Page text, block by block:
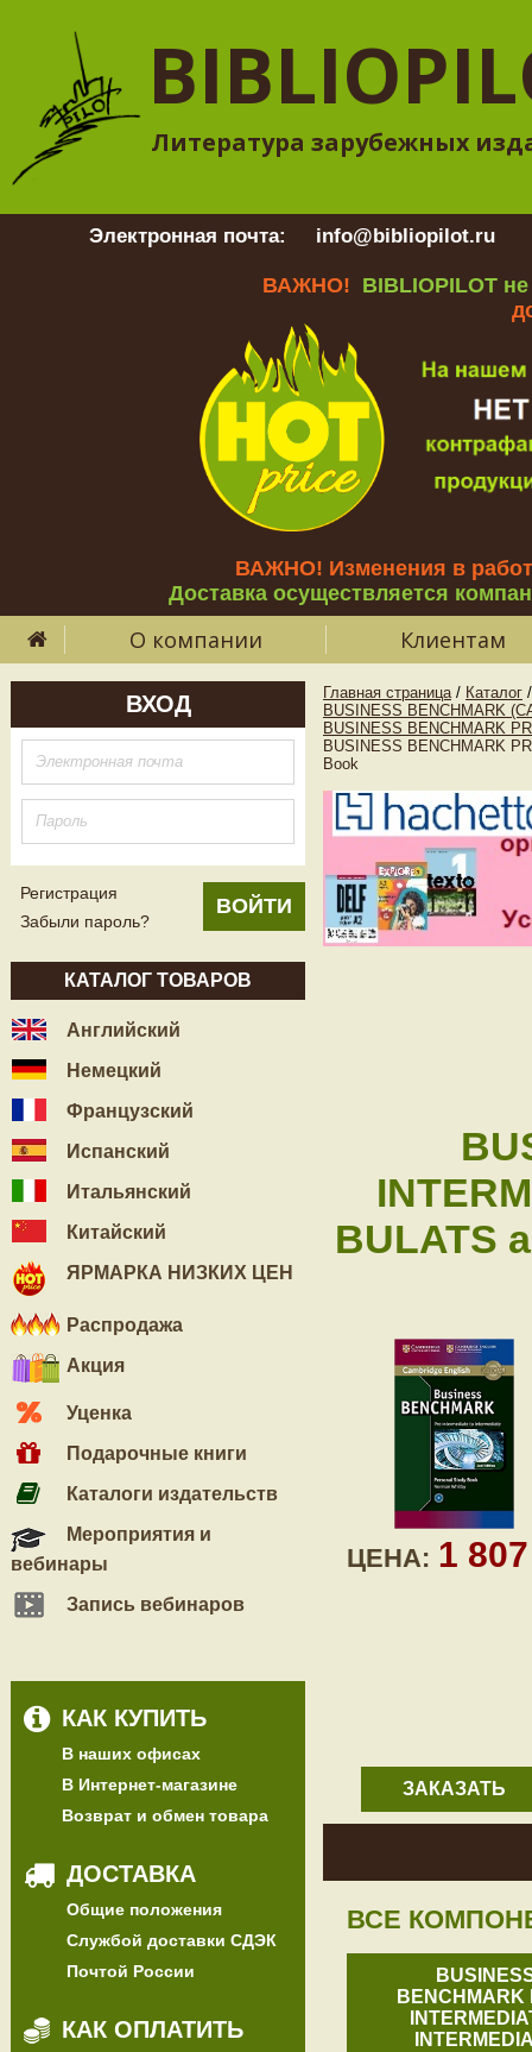
Литература зарубежных
Электронная почта: info@bibliopilot.ru
ВАЖНО! BIBLIOPILOT
ВАЖНО! Изменения в
Доставка осуществляется
О компании Клиентам
ВХОД
Регистрация
Забыли пароль?
КАТАЛОГ ТОВАРОВ
Английский
Немецкий
Французский
Испанский
Итальянский
Китайский
ЯРМАРКА НИЗКИХ ЦЕН
Распродажа
Акция
Уценка
Подарочные книги
Каталоги издательств
Мероприятия и
вебинары
Запись вебинаров
КАК КУПИТЬ
В наших офисах
В Интернет-магазине
Возврат и обмен товара
ДОСТАВКА
Общие положения
Службой доставки СДЭК
Почтой России
КАК ОПЛАТИТЬ
Главная страница / Каталог /
BUSINESS BENCHMARK
BUSINESS BENCHMARK
BUSINESS BENCHMARK
Book
BULATS
ЦЕНА: 1
ЗАКАЗАТЬ
ВСЕ
BENCHMARK